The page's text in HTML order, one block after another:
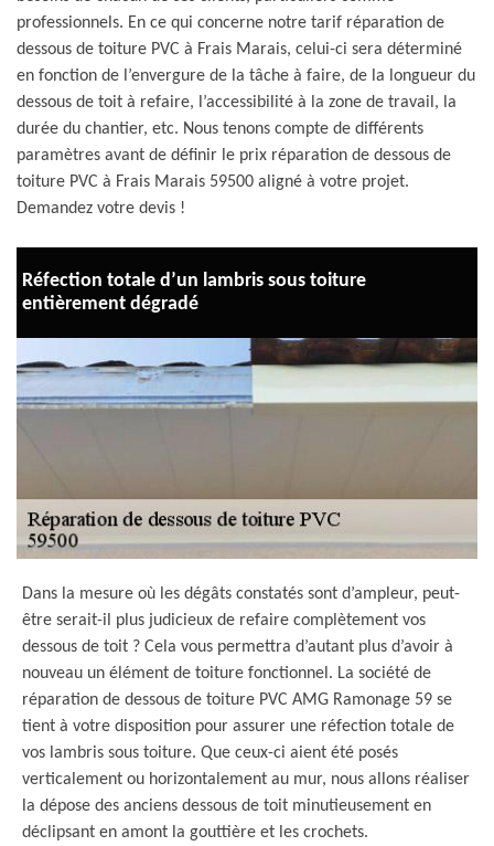
professionnels. En ce qui concerne notre tarif réparation de
dessous de toiture PVC à Frais Marais, celui-ci sera déterminé
en fonction de l’envergure de la tâche à faire, de la longueur du
dessous de toit à refaire, l’accessibilité à la zone de travail, la
durée du chantier, etc. Nous tenons compte de différents
paramètres avant de définir le prix réparation de dessous de
toiture PVC à Frais Marais 59500 aligné à votre projet.
Demandez votre devis !
Réfection totale d’un lambris sous toiture
entièrement dégradé
Dans la mesure où les dégâts constatés sont d’ampleur, peut-
être serait-il plus judicieux de refaire complètement vos
dessous de toit ? Cela vous permettra d’autant plus d’avoir à
nouveau un élément de toiture fonctionnel. La société de
réparation de dessous de toiture PVC AMG Ramonage 59 se
tient à votre disposition pour assurer une réfection totale de
vos lambris sous toiture. Que ceux-ci aient été posés
verticalement ou horizontalement au mur, nous allons réaliser
la dépose des anciens dessous de toit minutieusement en
déclipsant en amont la gouttière et les crochets.